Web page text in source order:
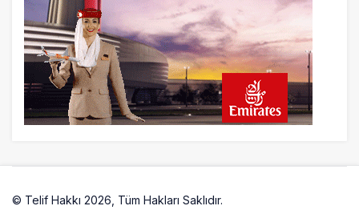
© Telif Hakkı 2026, Tüm Hakları Saklıdır.